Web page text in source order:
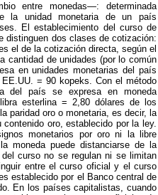
entre monedas—: determinada
la unidad monetaria de un país
El establecimiento del curso de
distinguen dos clases de cotización:
el de la cotización directa, según el
cantidad de unidades (por lo común
en unidades monetarias del país
= 90 kopeks. Con el método
del país se expresa en moneda
esterlina = 2,80 dólares de los
paridad oro o monetaria, es decir, la
oro, establecido por la ley.
monetarios por oro ni la libre
moneda puede distanciarse de la
curso no se regulan ni se limitan
entre el curso oficial y el curso
establecido por el Banco central de
En los países capitalistas, cuando